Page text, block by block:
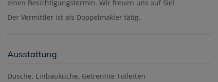
einen Besichtigungstermin. Wir freuen uns auf Sie!
Der Vermittler ist als Doppelmakler tätig.
Ausstattung
Dusche Einbauküche Getrennte Toiletten